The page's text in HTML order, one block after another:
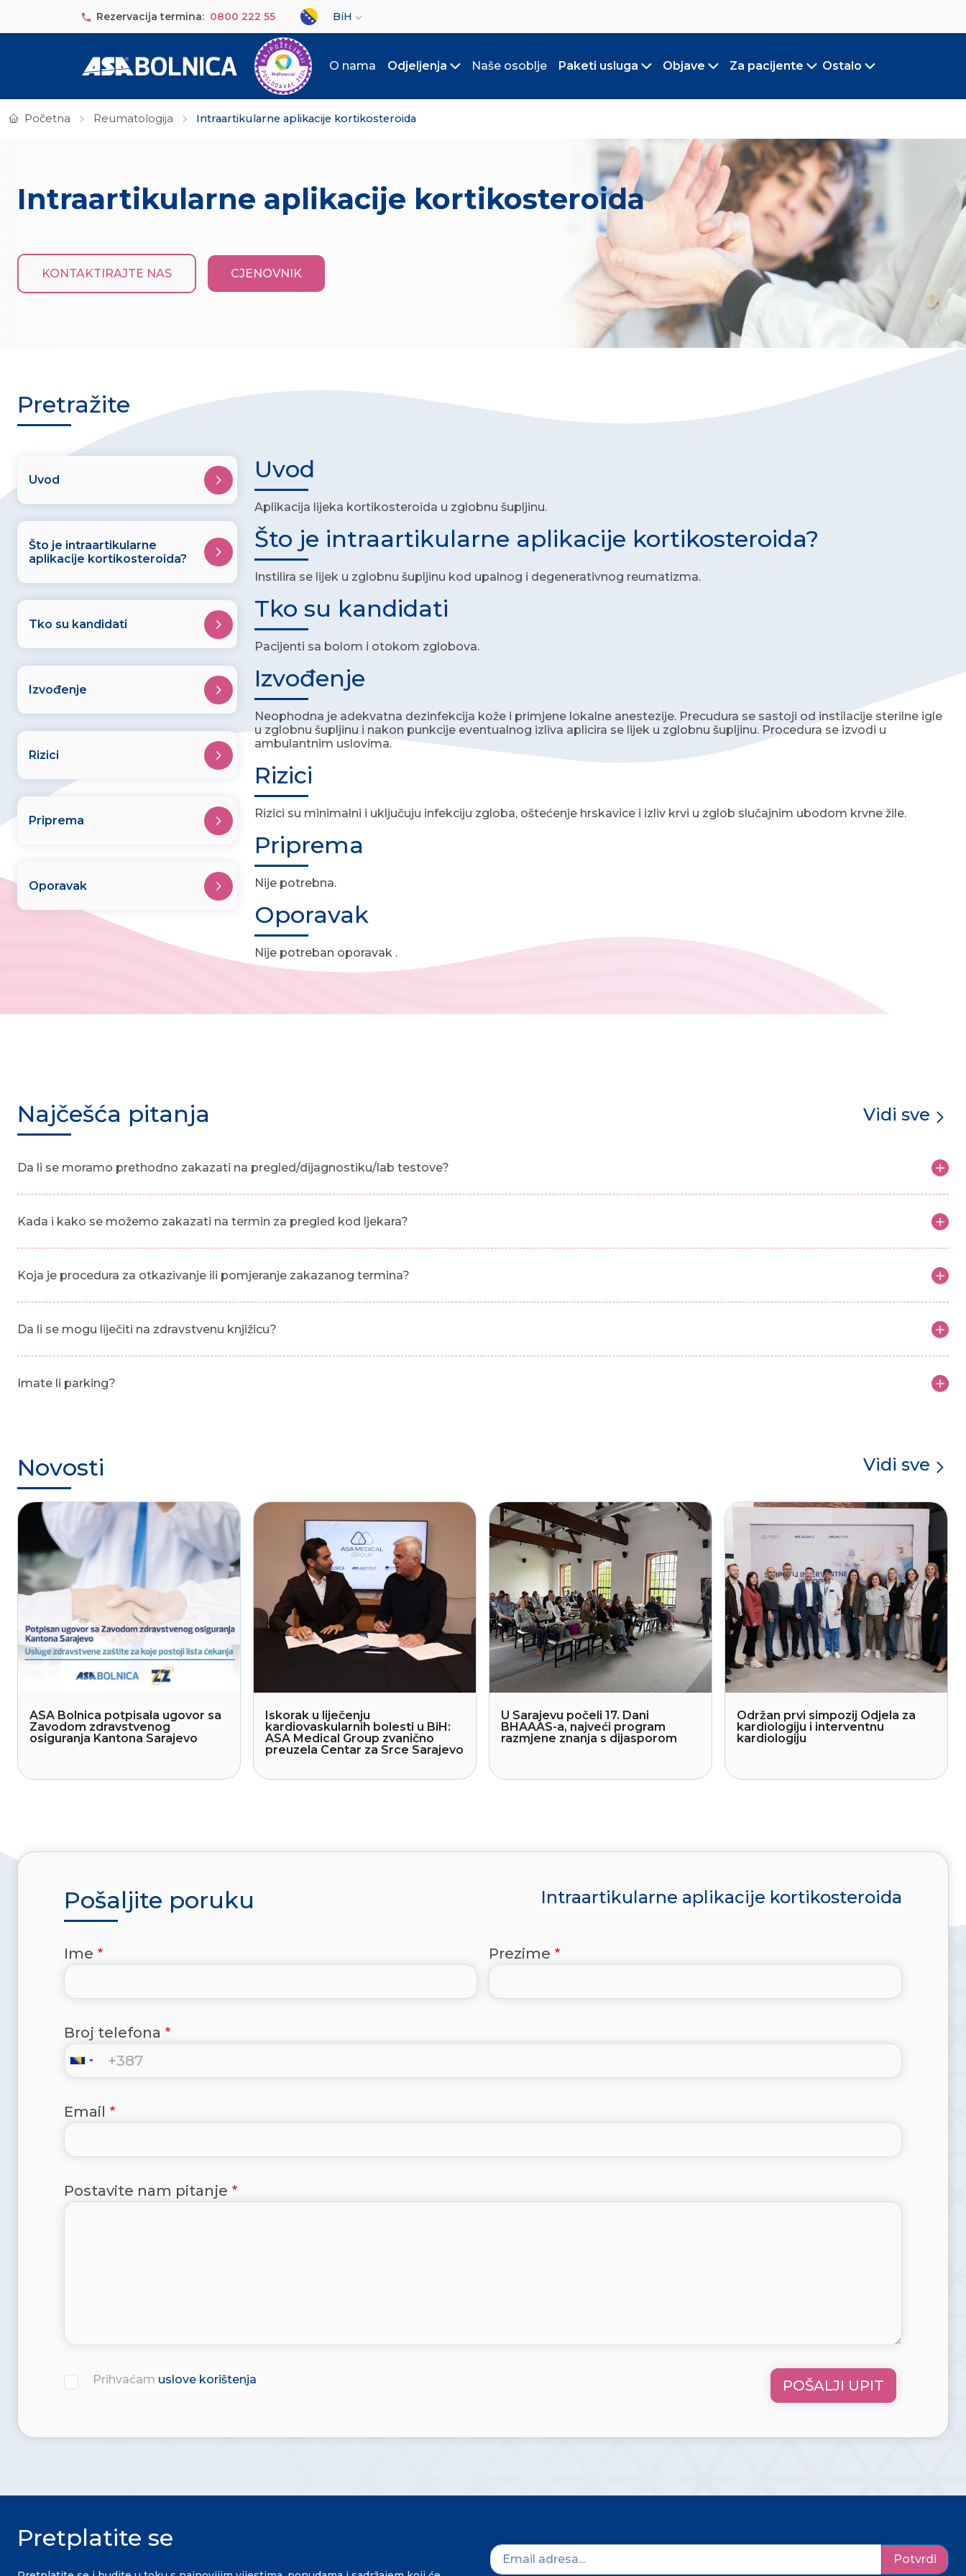
Rezervacija termina: 0800 222 55
Select your language
BiH
O nama Odjeljenja
Toggle submenu
Naše osoblje Paketi usluga
Toggle submenu
Objave
Toggle submenu
Za pacijente
Toggle submenu
Ostalo
Toggle
Početna Reumatologija Intraartikularne aplikacije kortikosteroida
Intraartikularne aplikacije kortikosteroida
KONTAKTIRAJTE NAS CJENOVNIK
Pretražite
Uvod
Što je intraartikularne
aplikacije kortikosteroida?
Tko su kandidati
Izvođenje
Rizici
Priprema
Oporavak
Uvod
Aplikacija lijeka kortikosteroida u zglobnu šupljinu.
Što je intraartikularne aplikacije kortikosteroida?
Instilira se lijek u zglobnu šupljinu kod upalnog i degenerativnog reumatizma.
Tko su kandidati
Pacijenti sa bolom i otokom zglobova.
Izvođenje
Neophodna je adekvatna dezinfekcija kože i primjene lokalne anestezije. Precudura se sastoji od instilacije sterilne igle
u zglobnu šupljinu i nakon punkcije eventualnog izliva aplicira se lijek u zglobnu šupljinu. Procedura se izvodi u
ambulantnim uslovima.
Rizici
Rizici su minimalni i uključuju infekciju zgloba, oštećenje hrskavice i izliv krvi u zglob slučajnim ubodom krvne žile.
Priprema
Nije potrebna.
Oporavak
Nije potreban oporavak .
Najčešća pitanja Vidi sve
Da li se moramo prethodno zakazati na pregled/dijagnostiku/lab testove?
Kada i kako se možemo zakazati na termin za pregled kod ljekara?
Koja je procedura za otkazivanje ili pomjeranje zakazanog termina?
Da li se mogu liječiti na zdravstvenu knjižicu?
Imate li parking?
Novosti Vidi sve
ASA Bolnica potpisala ugovor sa
Zavodom zdravstvenog
osiguranja Kantona Sarajevo
Iskorak u liječenju
kardiovaskularnih bolesti u BiH:
ASA Medical Group zvanično
preuzela Centar za Srce Sarajevo
U Sarajevu počeli 17. Dani
BHAAAS-a, najveći program
razmjene znanja s dijasporom
Održan prvi simpozij Odjela za
kardiologiju i interventnu
kardiologiju
Pošaljite poruku Intraartikularne aplikacije kortikosteroida
Ime Prezime
Broj telefona
Email
Postavite nam pitanje
Prihvaćam uslove korištenja POŠALJI UPIT
Pretplatite se
Potvrdi